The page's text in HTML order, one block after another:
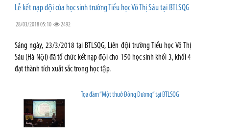
Lễ kết nạp đội của học sinh trường Tiểu học Võ Thị Sáu tại BTLSQG
28/03/2018 05:10 2492
Sáng ngày, 23/3/2018 tại BTLSQG, Liên đội trường Tiểu học Võ Thị
Sáu (Hà Nội) đã tổ chức kết nạp đội cho 150 học sinh khối 3, khối 4
đạt thành tích xuất sắc trong học tập.
Tọa đàm “Một thuở Đông Dương” tại BTLSQG